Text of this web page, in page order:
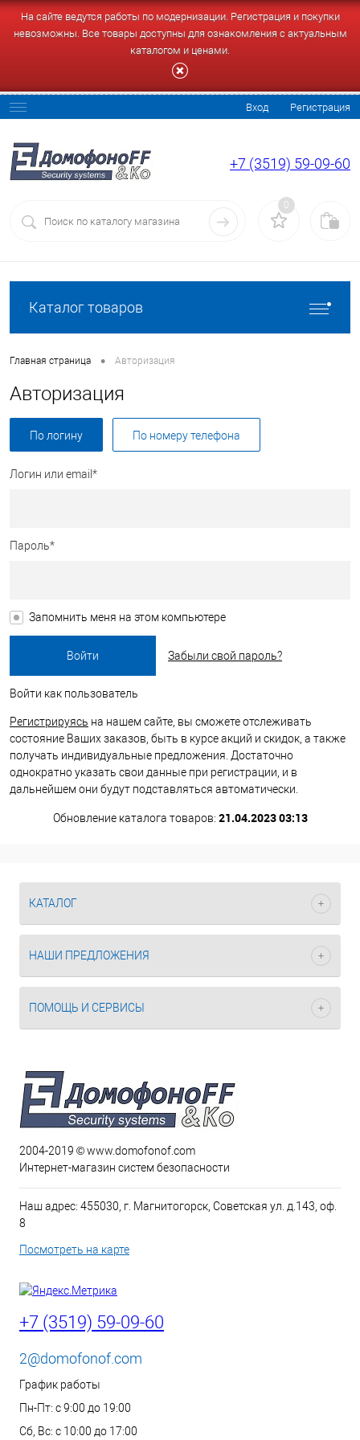
На сайте ведутся работы по модернизации. Регистрация и покупки
невозможны. Все товары доступны для ознакомления с актуальным
каталогом и ценами.
Вход Регистрация
+7 (3519) 59-09-60
0
Каталог товаров
Главная страница • Авторизация
Авторизация
По логину По номеру телефона
Логин или email*
Пароль*
Запомнить меня на этом компьютере
Забыли свой пароль?
Войти как пользователь
Регистрируясь на нашем сайте, вы сможете отслеживать
состояние Ваших заказов, быть в курсе акций и скидок, а также
получать индивидуальные предложения. Достаточно
однократно указать свои данные при регистрации, и в
дальнейшем они будут подставляться автоматически.
Обновление каталога товаров: 21.04.2023 03:13
КАТАЛОГ
НАШИ ПРЕДЛОЖЕНИЯ
ПОМОЩЬ И СЕРВИСЫ
2004-2019 © www.domofonof.com
Интернет-магазин систем безопасности
Наш адрес: 455030, г. Магнитогорск, Советская ул. д.143, оф.
8
Посмотреть на карте
+7 (3519) 59-09-60
2@domofonof.com
График работы
Пн-Пт: с 9:00 до 19:00
Сб, Вс: с 10:00 до 17:00